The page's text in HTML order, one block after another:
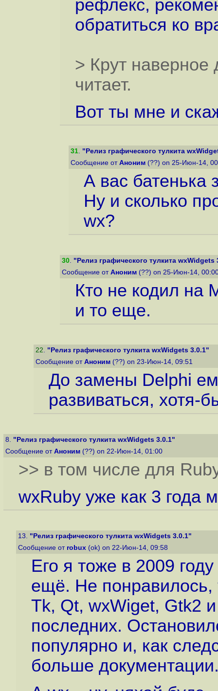
рефлекс,
обратиться ко
> Крут наверное
читает.
Вот ты мне и
31. "Релиз графического тулкита
Сообщение от Аноним (??) on 25-Июн-14,
А вас батенька
Ну и сколько
wx?
30. "Релиз графического тулкита wxWidgets
Сообщение от Аноним (??) on 25-Июн-14,
Кто не кодил на
и то еще.
22. "Релиз графического тулкита wxWidgets 3.0.1"
Сообщение от Аноним (??) on 23-Июн-14, 09:51
До замены Delphi
развиваться, хотя-
8. "Релиз графического тулкита wxWidgets 3.0.1"
Сообщение от Аноним (??) on 22-Июн-14, 01:00
>> в том числе для
wxRuby уже как 3 года
13. "Релиз графического тулкита wxWidgets 3.0.1"
Сообщение от robux (ok) on 22-Июн-14, 09:58
Его я тоже в 2009
ещё. Не понравилось,
Tk, Qt, wxWiget, Gtk2
последних.
популярно и, как
больше